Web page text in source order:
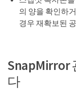
의 양을 확인하
경우 재확보된
SnapMirror
다